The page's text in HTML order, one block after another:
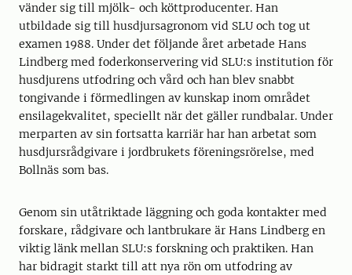
vänder sig till mjölk- och köttproducenter. Han
utbildade sig till husdjursagronom vid SLU och tog ut
examen 1988. Under det följande året arbetade Hans
Lindberg med foderkonservering vid SLU:s institution för
husdjurens utfodring och vård och han blev snabbt
tongivande i förmedlingen av kunskap inom området
ensilagekvalitet, speciellt när det gäller rundbalar. Under
merparten av sin fortsatta karriär har han arbetat som
husdjursrådgivare i jordbrukets föreningsrörelse, med
Bollnäs som bas.
Genom sin utåtriktade läggning och goda kontakter med
forskare, rådgivare och lantbrukare är Hans Lindberg en
viktig länk mellan SLU:s forskning och praktiken. Han
har bidragit starkt till att nya rön om utfodring av